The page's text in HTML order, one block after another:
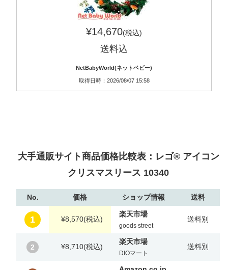
¥14,670(税込)
送料込
NetBabyWorld(ネットベビー)
取得日時：2026/08/07 15:58
大手通販サイト商品価格比較表：レゴ® アイコン
クリスマスリース 10340
No. 価格 ショップ情報 送料
1 ¥8,570(税込)
楽天市場
goods street
送料別
2 ¥8,710(税込)
楽天市場
DIOマート
送料別